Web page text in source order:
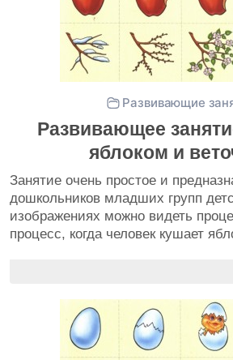
Развивающие
Развивающее
яблоком и
Занятие очень простое и
дошкольников младших групп
изображениях можно видеть
процесс, когда человек кушает